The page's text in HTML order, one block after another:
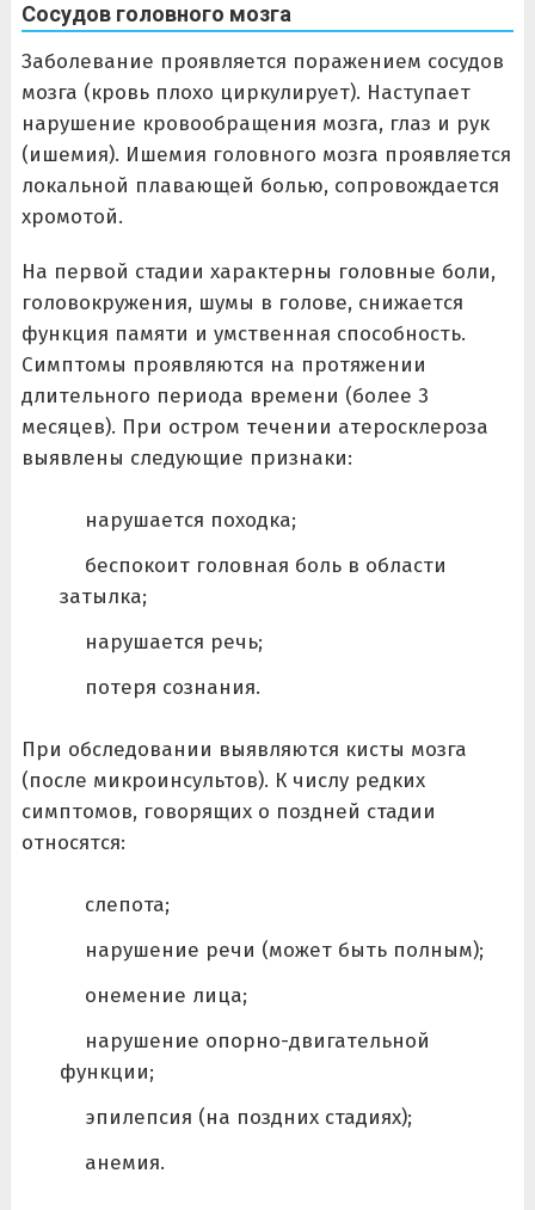
Сосудов головного мозга
Заболевание проявляется поражением сосудов
мозга (кровь плохо циркулирует). Наступает
нарушение кровообращения мозга, глаз и рук
(ишемия). Ишемия головного мозга проявляется
локальной плавающей болью, сопровождается
хромотой.
На первой стадии характерны головные боли,
головокружения, шумы в голове, снижается
функция памяти и умственная способность.
Симптомы проявляются на протяжении
длительного периода времени (более 3
месяцев). При остром течении атеросклероза
выявлены следующие признаки:
нарушается походка;
беспокоит головная боль в области
затылка;
нарушается речь;
потеря сознания.
При обследовании выявляются кисты мозга
(после микроинсультов). К числу редких
симптомов, говорящих о поздней стадии
относятся:
слепота;
нарушение речи (может быть полным);
онемение лица;
нарушение опорно-двигательной
функции;
эпилепсия (на поздних стадиях);
анемия.